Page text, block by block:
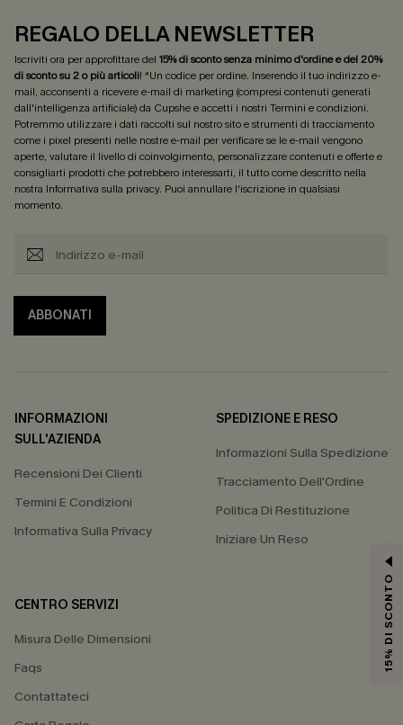
REGALO DELLA NEWSLETTER
Iscriviti ora per approfittare del 15% di sconto senza minimo d'ordine e del 20%
di sconto su 2 o più articoli! *Un codice per ordine. Inserendo il tuo indirizzo e-
mail, acconsenti a ricevere e-mail di marketing (compresi contenuti generati
dall'intelligenza artificiale) da Cupshe e accetti i nostri Termini e condizioni.
Potremmo utilizzare i dati raccolti sul nostro sito e strumenti di tracciamento
come i pixel presenti nelle nostre e-mail per verificare se le e-mail vengono
aperte, valutare il livello di coinvolgimento, personalizzare contenuti e offerte e
consigliarti prodotti che potrebbero interessarti, il tutto come descritto nella
nostra Informativa sulla privacy. Puoi annullare l'iscrizione in qualsiasi
momento.
ABBONATI
INFORMAZIONI
SULL'AZIENDA
Recensioni Dei Clienti
Termini E Condizioni
Informativa Sulla Privacy
SPEDIZIONE E RESO
Informazioni Sulla Spedizione
Tracciamento Dell'Ordine
Politica Di Restituzione
Iniziare Un Reso
CENTRO SERVIZI
Misura Delle Dimensioni
Faqs
Contattateci
15% DI SCONTO